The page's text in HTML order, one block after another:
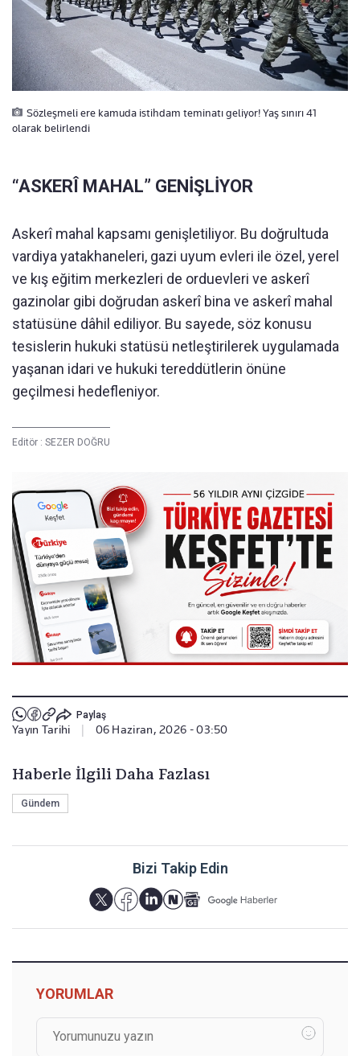
Sözleşmeli ere kamuda istihdam teminatı geliyor! Yaş sınırı 41
olarak belirlendi
“ASKERÎ MAHAL” GENİŞLİYOR
Askerî mahal kapsamı genişletiliyor. Bu doğrultuda
vardiya yatakhaneleri, gazi uyum evleri ile özel, yerel
ve kış eğitim merkezleri de orduevleri ve askerî
gazinolar gibi doğrudan askerî bina ve askerî mahal
statüsüne dâhil ediliyor. Bu sayede, söz konusu
tesislerin hukuki statüsü netleştirilerek uygulamada
yaşanan idari ve hukuki tereddütlerin önüne
geçilmesi hedefleniyor.
Editör : SEZER DOĞRU
Paylaş
Yayın Tarihi 06 Haziran, 2026 - 03:50
Haberle İlgili Daha Fazlası
Gündem
Bizi Takip Edin
YORUMLAR